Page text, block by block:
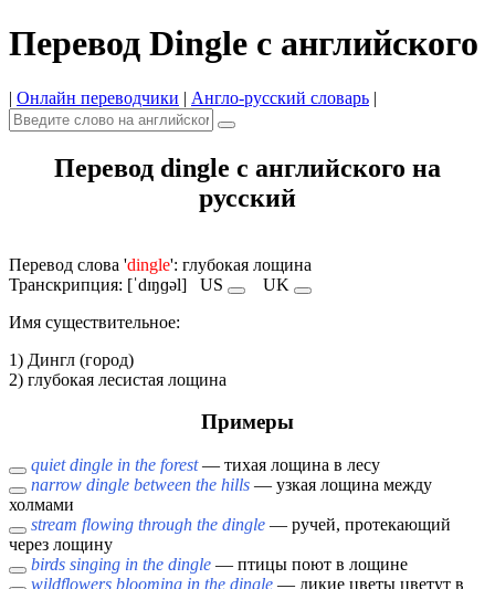
Перевод Dingle с английского
| Онлайн переводчики | Англо-русский словарь |
Перевод dingle с английского на
русский
Перевод слова 'dingle': глубокая лощина
Транскрипция: [ˈdɪŋɡəl] US
UK
Имя cуществительное:
1) Дингл (город)
2) глубокая лесистая лощина
Примеры
quiet dingle in the forest— тихая лощина в лесу
narrow dingle between the hills — узкая лощина между
холмами
stream flowing through the dingle — ручей, протекающий
через лощину
birds singing in the dingle — птицы поют в лощине
wildflowers blooming in the dingle — дикие цветы цветут в